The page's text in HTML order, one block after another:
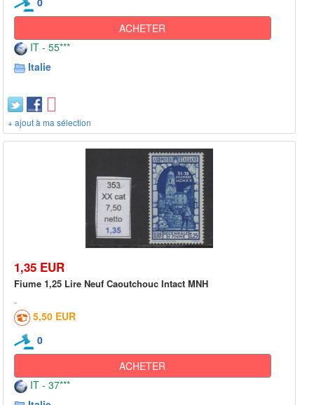
ACHETER
IT - 55***
Italie
+ ajout à ma sélection
1,35 EUR
Fiume 1,25 Lire Neuf Caoutchouc Intact MNH
5,50 EUR
0
ACHETER
IT - 37***